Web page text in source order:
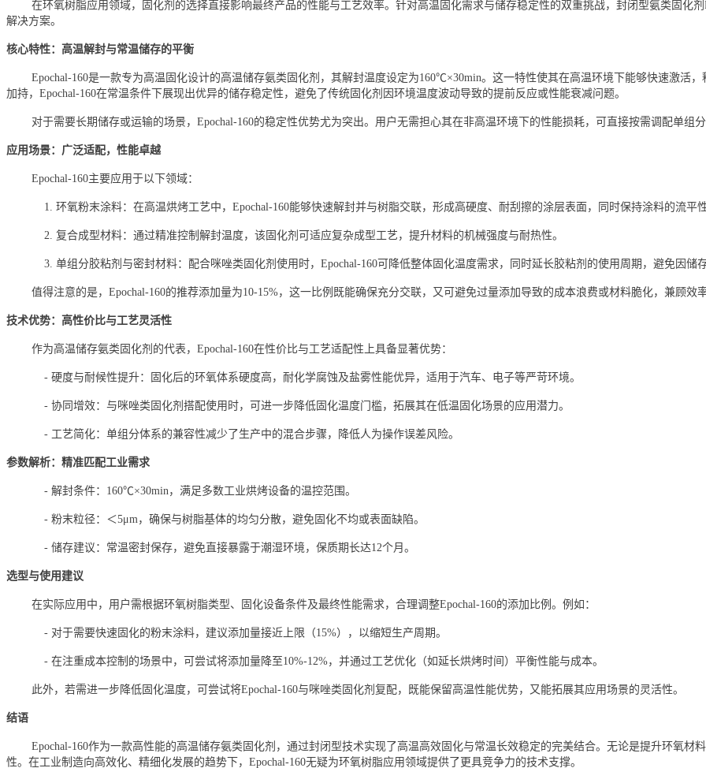
在环氧树脂应用领域，固化剂的选择直接影响最终产品的性能与工艺效率。针对高温固化需求与储存稳定性的双重挑战，封闭型氨类固化
解决方案。
核心特性：高温解封与常温储存的平衡
Epochal-160是一款专为高温固化设计的高温储存氨类固化剂，其解封温度设定为160℃×30min。这一特性使其在高温环境下能够快速激活
加持，Epochal-160在常温条件下展现出优异的储存稳定性，避免了传统固化剂因环境温度波动导致的提前反应或性能衰减问题。
对于需要长期储存或运输的场景，Epochal-160的稳定性优势尤为突出。用户无需担心其在非高温环境下的性能损耗，可直接按需调配单组
应用场景：广泛适配，性能卓越
Epochal-160主要应用于以下领域：
1. 环氧粉末涂料：在高温烘烤工艺中，Epochal-160能够快速解封并与树脂交联，形成高硬度、耐刮擦的涂层表面，同时保持涂料的流平性
2. 复合成型材料：通过精准控制解封温度，该固化剂可适应复杂成型工艺，提升材料的机械强度与耐热性。
3. 单组分胶粘剂与密封材料：配合咪唑类固化剂使用时，Epochal-160可降低整体固化温度需求，同时延长胶粘剂的使用周期，避免因储
值得注意的是，Epochal-160的推荐添加量为10-15%，这一比例既能确保充分交联，又可避免过量添加导致的成本浪费或材料脆化，兼顾效
技术优势：高性价比与工艺灵活性
作为高温储存氨类固化剂的代表，Epochal-160在性价比与工艺适配性上具备显著优势：
- 硬度与耐候性提升：固化后的环氧体系硬度高，耐化学腐蚀及盐雾性能优异，适用于汽车、电子等严苛环境。
- 协同增效：与咪唑类固化剂搭配使用时，可进一步降低固化温度门槛，拓展其在低温固化场景的应用潜力。
- 工艺简化：单组分体系的兼容性减少了生产中的混合步骤，降低人为操作误差风险。
参数解析：精准匹配工业需求
- 解封条件：160℃×30min，满足多数工业烘烤设备的温控范围。
- 粉末粒径：＜5μm，确保与树脂基体的均匀分散，避免固化不均或表面缺陷。
- 储存建议：常温密封保存，避免直接暴露于潮湿环境，保质期长达12个月。
选型与使用建议
在实际应用中，用户需根据环氧树脂类型、固化设备条件及最终性能需求，合理调整Epochal-160的添加比例。例如：
- 对于需要快速固化的粉末涂料，建议添加量接近上限（15%），以缩短生产周期。
- 在注重成本控制的场景中，可尝试将添加量降至10%-12%，并通过工艺优化（如延长烘烤时间）平衡性能与成本。
此外，若需进一步降低固化温度，可尝试将Epochal-160与咪唑类固化剂复配，既能保留高温性能优势，又能拓展其应用场景的灵活性。
结语
Epochal-160作为一款高性能的高温储存氨类固化剂，通过封闭型技术实现了高温高效固化与常温长效稳定的完美结合。无论是提升环氧
性。在工业制造向高效化、精细化发展的趋势下，Epochal-160无疑为环氧树脂应用领域提供了更具竞争力的技术支撑。